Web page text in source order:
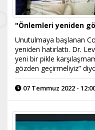
"Önlemleri yeniden
Unutulmaya başlanan
yeniden hatırlattı. Dr.
yeni bir pikle
gözden geçirmeliyiz”
07 Temmuz 2022 -